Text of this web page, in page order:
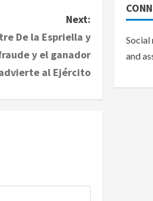
Next:
De la Espriella y
y el ganador
al Ejército
Social
and